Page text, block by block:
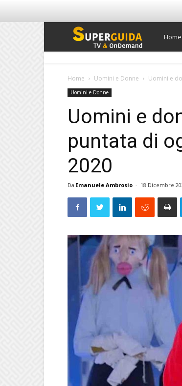
Super
Home
Home Uomini e Donne Uomini e
Uomini e Donne
Uomini e
puntata di
2020
Da Emanuele Ambrosio - 18 Dicembre